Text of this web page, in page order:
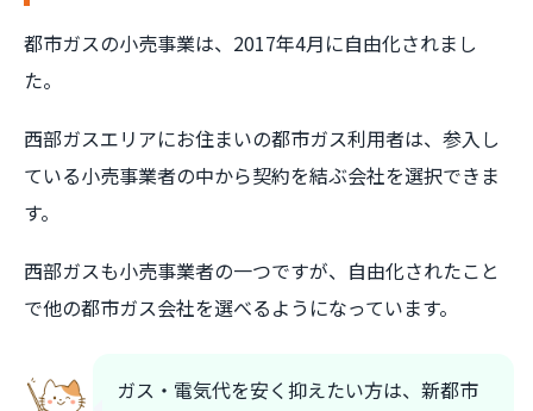
都市ガスの小売事業は、2017年4月に自由化されまし
た。
西部ガスエリアにお住まいの都市ガス利用者は、参入し
ている小売事業者の中から契約を結ぶ会社を選択できま
す。
西部ガスも小売事業者の一つですが、自由化されたこと
で他の都市ガス会社を選べるようになっています。
ガス・電気代を安く抑えたい方は、新都市